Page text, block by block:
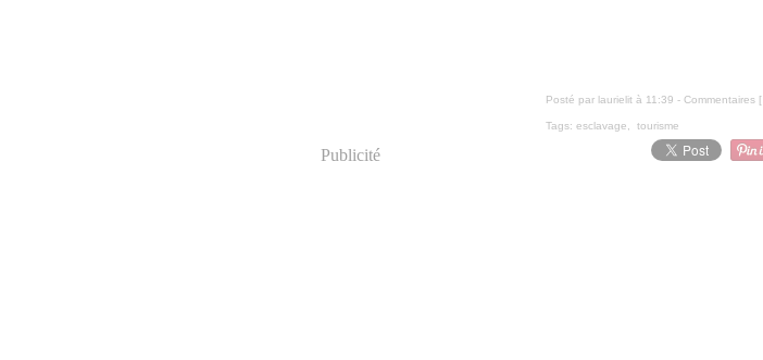
Publicité
Posté par laurielit à 11:39 - Commentaires [
Tags: esclavage tourisme